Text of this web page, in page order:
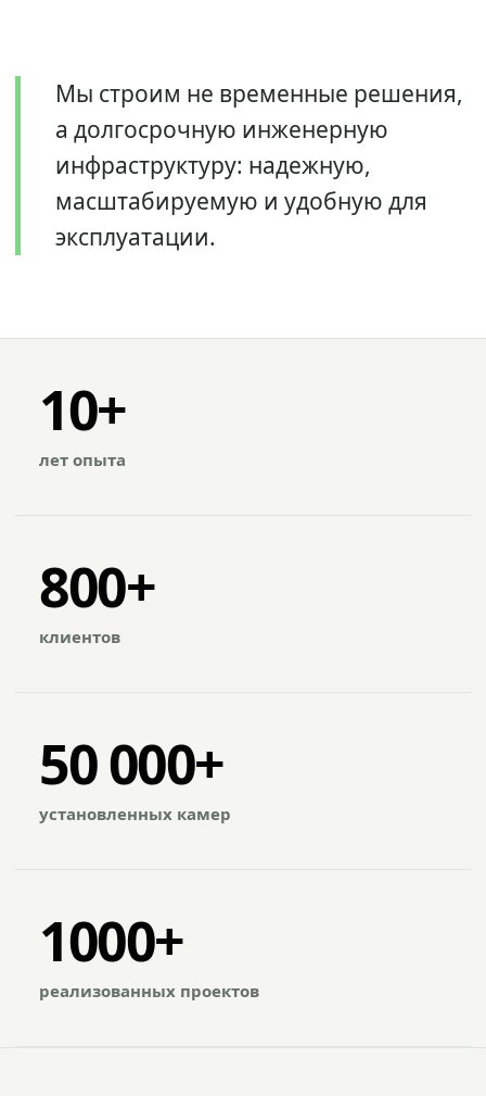
Мы строим не временные решения,
а долгосрочную инженерную
инфраструктуру: надежную,
масштабируемую и удобную для
эксплуатации.
10+
лет опыта
800+
клиентов
50 000+
установленных камер
1000+
реализованных проектов